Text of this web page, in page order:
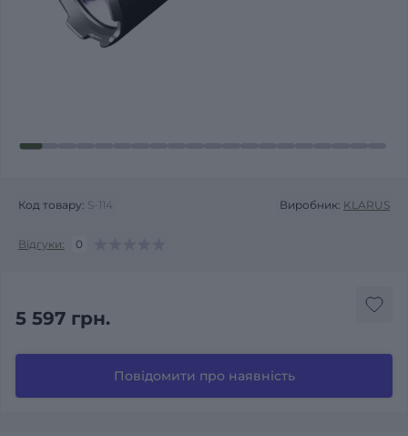
Код товару: S-114 Виробник: KLARUS
Відгуки: 0
5 597 грн.
Повідомити про наявність